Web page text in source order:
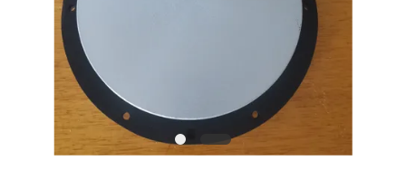
PRIVACY
POLICY